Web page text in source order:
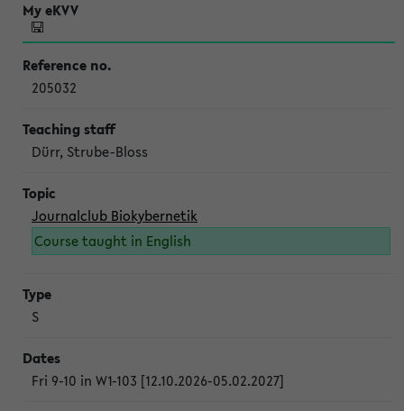
205032
Dürr, Strube-Bloss
Journalclub Biokybernetik
Course taught in English
S
Fri 9-10 in W1-103 [12.10.2026-05.02.2027]